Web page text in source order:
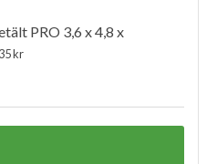
PRO 3,6 x 4,8 x
kr